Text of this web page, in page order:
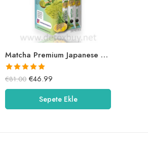
Matcha Premium Japanese – BROMELAİN & Limon Detox Çay
5 üzerinden
5.00oy aldı
€81.00 €46.99
Sepete Ekle